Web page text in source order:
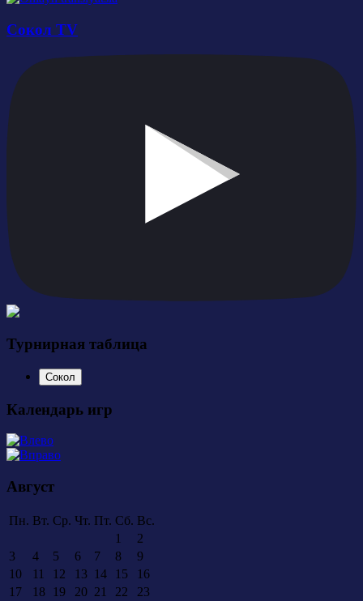
Сокол TV
Турнирная таблица
Сокол
Календарь игр
Август
Пн. Вт. Ср. Чт. Пт. Сб. Вс.
1
2
3
4 5 6 7 8
9
10
11 12 13 14 15
16
17
18 19 20 21 22
23